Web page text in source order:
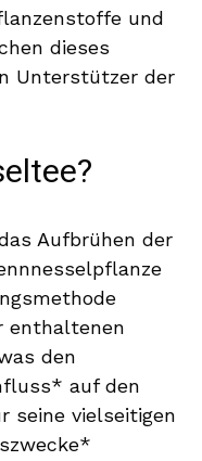
und
dieses
Unterstützer der
Aufbrühen der
enthaltenen
den
auf den
seine vielseitigen